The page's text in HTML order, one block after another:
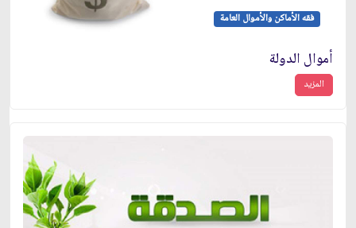
فقه الأماكن والأموال العامة
أموال الدولة
المزيد